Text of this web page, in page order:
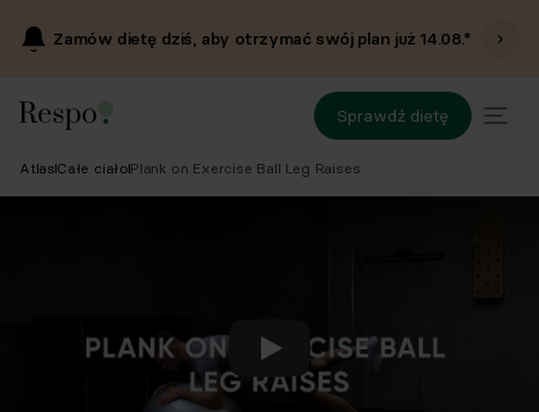
Zamów dietę dziś, aby otrzymać swój plan już14.08.*
Sprawdź dietę
Atlas Całe ciało Plank on Exercise Ball Leg Raises
Odtwórz